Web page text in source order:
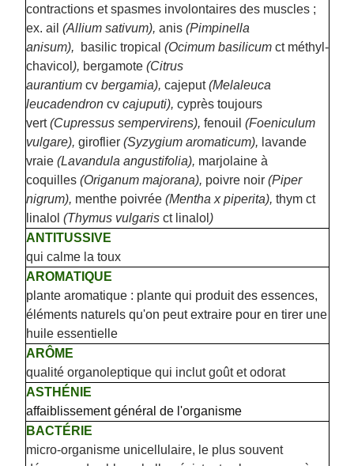
contractions et spasmes involontaires des muscles ;
ex. ail (Allium sativum), anis (Pimpinella
anisum), basilic tropical (Ocimum basilicum ct méthyl-
chavicol ), bergamote (Citrus
aurantium cv bergamia), cajeput(Melaleuca
leucadendron cv cajuputi), cyprès toujours
vert(Cupressus sempervirens), fenouil (Foeniculum
vulgare), giroflier (Syzygium aromaticum), lavande
vraie (Lavandula angustifolia), marjolaine à
coquilles (Origanum majorana), poivre noir (Piper
nigrum), menthe poivrée (Mentha x piperita), thym ct
linalol (Thymus vulgaris ct linalol )
ANTITUSSIVE
qui calme la toux
AROMATIQUE
plante aromatique : plante qui produit des essences,
éléments naturels qu'on peut extraire pour en tirer une
huile essentielle
ARÔME
qualité organoleptique qui inclut goût et odorat
ASTHÉNIE
affaiblissement général de l'organisme
BACTÉRIE
micro-organisme unicellulaire, le plus souvent